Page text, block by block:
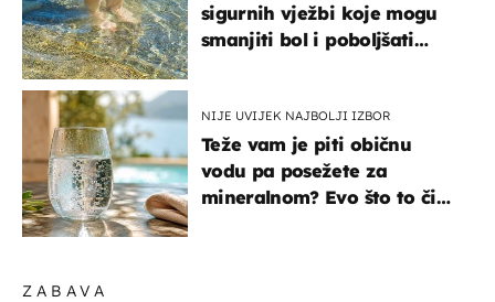
ZABAVA
sigurnih vježbi koje mogu
smanjiti bol i poboljšati
NIJE UVIJEK NAJBOLJI IZBOR
Teže vam je piti običnu
vodu pa posežete za
mineralnom? Evo što to čini